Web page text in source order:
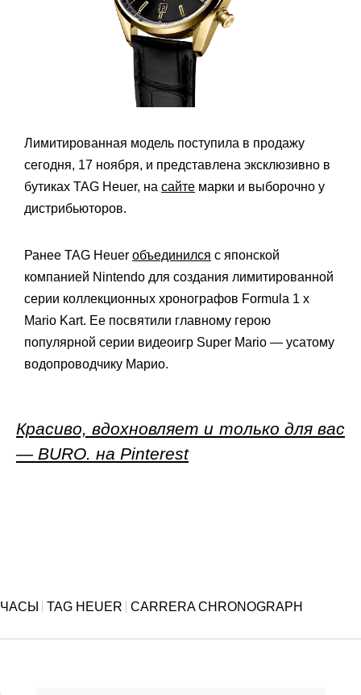
Лимитированная модель поступила в продажу
сегодня, 17 ноября, и представлена эксклюзивно в
бутиках TAG Heuer, на сайте марки и выборочно у
дистрибьюторов.
Ранее TAG Heuer объединился с японской
компанией Nintendo для создания лимитированной
серии коллекционных хронографов Formula 1 x
Mario Kart. Ее посвятили главному герою
популярной серии видеоигр Super Mario — усатому
водопроводчику Марио.
Красиво, вдохновляет и только для вас
— BURO. на Pinterest
ЧАСЫ TAG HEUER CARRERA CHRONOGRAPH